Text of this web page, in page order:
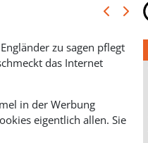
zu sagen pflegt
das Internet
in der Werbung
eigentlich allen. Sie